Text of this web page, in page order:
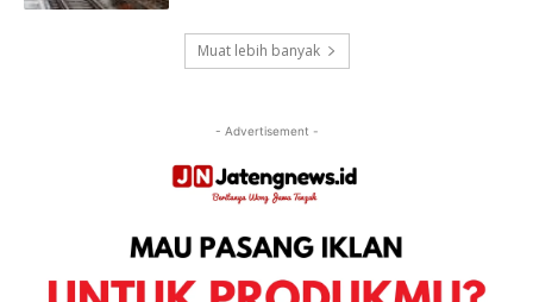
Muat lebih banyak
- Advertisement -